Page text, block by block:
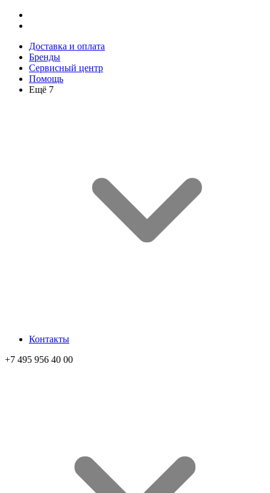
Доставка и оплата
Бренды
Сервисный центр
Помощь
Ещё 7
Контакты
+7 495 956 40 00